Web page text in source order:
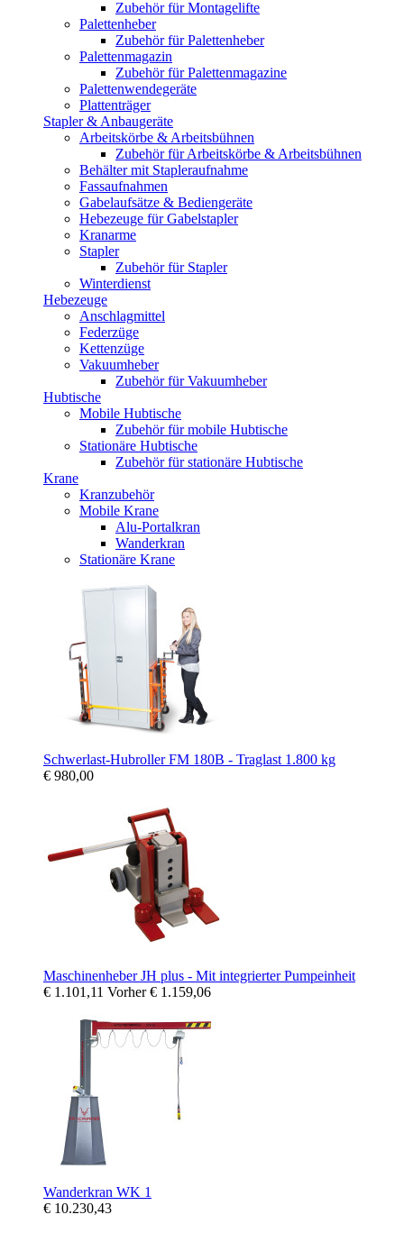
Zubehör für Montagelifte
Palettenheber
Zubehör für Palettenheber
Palettenmagazin
Zubehör für Palettenmagazine
Palettenwendegeräte
Plattenträger
Stapler & Anbaugeräte
Arbeitskörbe & Arbeitsbühnen
Zubehör für Arbeitskörbe & Arbeitsbühnen
Behälter mit Stapleraufnahme
Fassaufnahmen
Gabelaufsätze & Bediengeräte
Hebezeuge für Gabelstapler
Kranarme
Stapler
Zubehör für Stapler
Winterdienst
Hebezeuge
Anschlagmittel
Federzüge
Kettenzüge
Vakuumheber
Zubehör für Vakuumheber
Hubtische
Mobile Hubtische
Zubehör für mobile Hubtische
Stationäre Hubtische
Zubehör für stationäre Hubtische
Krane
Kranzubehör
Mobile Krane
Alu-Portalkran
Wanderkran
Stationäre Krane
Schwerlast-Hubroller FM 180B - Traglast 1.800 kg
€ 980,00
Maschinenheber JH plus - Mit integrierter Pumpeinheit
€ 1.101,11 Vorher€ 1.159,06
Wanderkran WK 1
€ 10.230,43